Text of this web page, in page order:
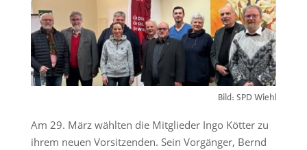
Bild: SPD Wiehl
Am 29. März wählten die Mitglieder Ingo Kötter zu
ihrem neuen Vorsitzenden. Sein Vorgänger, Bernd